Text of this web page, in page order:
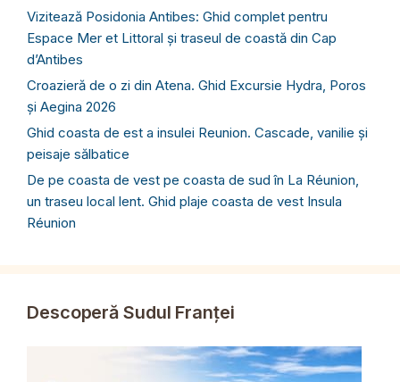
Vizitează Posidonia Antibes: Ghid complet pentru
Espace Mer et Littoral și traseul de coastă din Cap
d’Antibes
Croazieră de o zi din Atena. Ghid Excursie Hydra, Poros
și Aegina 2026
Ghid coasta de est a insulei Reunion. Cascade, vanilie și
peisaje sălbatice
De pe coasta de vest pe coasta de sud în La Réunion,
un traseu local lent. Ghid plaje coasta de vest Insula
Réunion
Descoperă Sudul Franței